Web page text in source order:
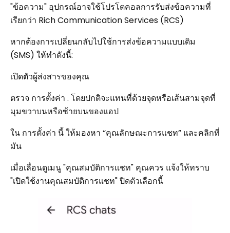
"ข้อความ" อุปกรณ์อาจใช้โปรโตคอลการรับส่งข้อความที่
เรียกว่า Rich Communication Services (RCS)
หากต้องการเปลี่ยนกลับไปใช้การส่งข้อความแบบเดิม
(SMS) ให้ทำดังนี้:
เปิดตัวผู้ส่งสารของคุณ
ตรวจ การตั้งค่า . โดยปกติจะแทนที่ด้วยจุดหรือเส้นสามจุดที่
มุมขวาบนหรือซ้ายบนของแอป
ใน การตั้งค่า นี้ ให้มองหา “คุณลักษณะการแชท” และคลิกที่
มัน
เมื่อเลื่อนดูเมนู "คุณสมบัติการแชท" คุณควร แจ้งให้ทราบ
"เปิดใช้งานคุณสมบัติการแชท" ปิดตัวเลือกนี้